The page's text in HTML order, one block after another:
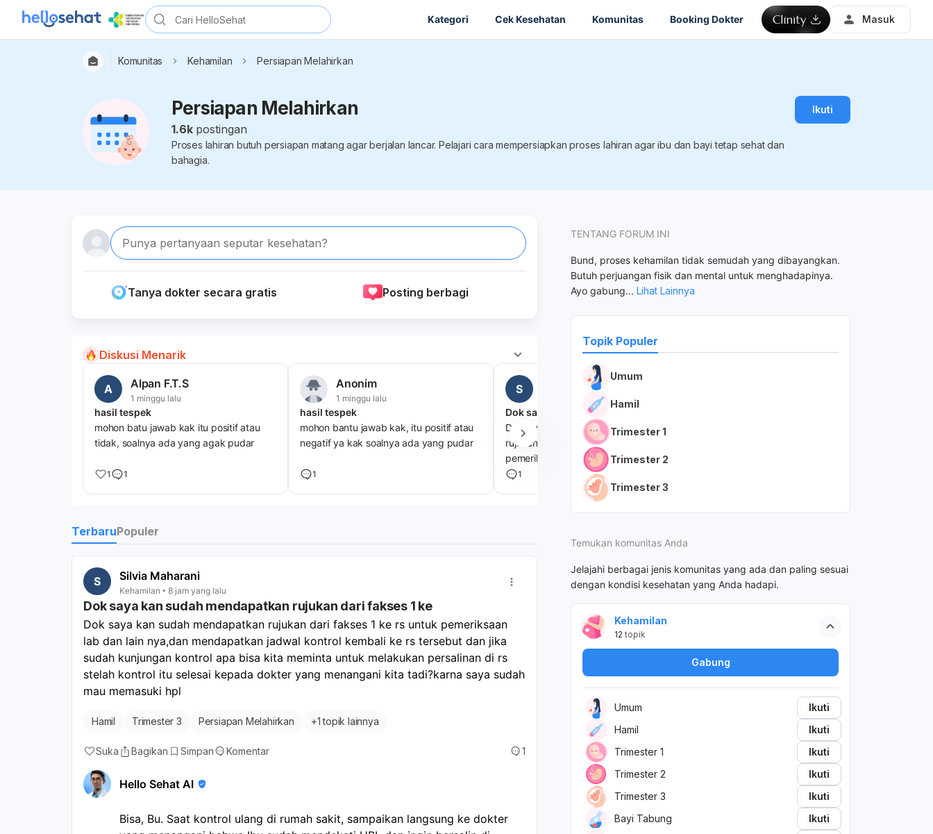
Kategori Cek Kesehatan Komunitas Booking Dokter Masuk
Komunitas Kehamilan Persiapan Melahirkan
Persiapan Melahirkan
1.6k postingan
Proses lahiran butuh persiapan matang agar berjalan lancar. Pelajari cara mempersiapkan proses lahiran agar ibu dan bayi tetap sehat dan
bahagia.
Ikuti
Punya pertanyaan seputar kesehatan?
Tanya dokter secara gratis Posting berbagi
Diskusi Menarik
A Alpan F.T.S
1 minggu lalu
hasil tespek
mohon batu jawab kak itu positif atau
tidak, soalnya ada yang agak pudar
1 1
Anonim
1 minggu lalu
hasil tespek
mohon bantu jawab kak, itu positif atau
negatif ya kak soalnya ada yang pudar
1
S Silvia Maharani
Dok saya kan sudah mendapatkan
rujukan dari fakses 1 ke rs untuk
pemeriksaan lab dan lain nya,dan
mendapatkan jadwal kontrol kembali ke
rs tersebut dan jika sudah kunjungan
kontrol apa bisa kita meminta untuk
menangani kita tadi?karna saya sudah
mau memasuki hpl
1
TerbaruPopuler
S Silvia Maharani
Kehamilan 8 jam yang lalu
Dok saya kan sudah mendapatkan rujukan dari fakses 1 ke
Dok saya kan sudah mendapatkan rujukan dari fakses 1 ke rs untuk pemeriksaan
lab dan lain nya,dan mendapatkan jadwal kontrol kembali ke rs tersebut dan jika
sudah kunjungan kontrol apa bisa kita meminta untuk melakukan persalinan di rs
stelah kontrol itu selesai kepada dokter yang menangani kita tadi?karna saya sudah
mau memasuki hpl
Hamil Trimester 3 Persiapan Melahirkan +1 topik lainnya
Suka Bagikan Simpan Komentar 1
Hello Sehat AI
Bisa, Bu. Saat kontrol ulang di rumah sakit, sampaikan langsung ke dokter
TENTANG FORUM INI
Bund, proses kehamilan tidak semudah yang dibayangkan.
Butuh perjuangan fisik dan mental untuk menghadapinya.
Ayo gabung...Lihat Lainnya
Topik Populer
Umum
Hamil
Trimester 1
Trimester 2
Trimester 3
Temukan komunitas Anda
Jelajahi berbagai jenis komunitas yang ada dan paling sesuai
dengan kondisi kesehatan yang Anda hadapi.
Kehamilan
12 topik
Gabung
Umum
Ikuti
Hamil
Ikuti
Trimester 1
Ikuti
Trimester 2
Ikuti
Trimester 3
Ikuti
Bayi Tabung
Ikuti